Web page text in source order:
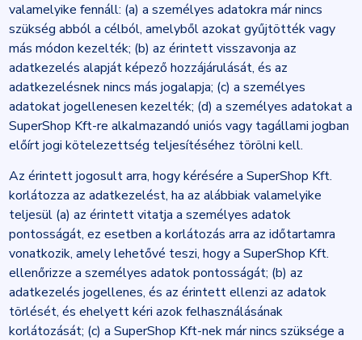
valamelyike fennáll: (a) a személyes adatokra már nincs
szükség abból a célból, amelyből azokat gyűjtötték vagy
más módon kezelték; (b) az érintett visszavonja az
adatkezelés alapját képező hozzájárulását, és az
adatkezelésnek nincs más jogalapja; (c) a személyes
adatokat jogellenesen kezelték; (d) a személyes adatokat a
SuperShop Kft-re alkalmazandó uniós vagy tagállami jogban
előírt jogi kötelezettség teljesítéséhez törölni kell.
Az érintett jogosult arra, hogy kérésére a SuperShop Kft.
korlátozza az adatkezelést, ha az alábbiak valamelyike
teljesül (a) az érintett vitatja a személyes adatok
pontosságát, ez esetben a korlátozás arra az időtartamra
vonatkozik, amely lehetővé teszi, hogy a SuperShop Kft.
ellenőrizze a személyes adatok pontosságát; (b) az
adatkezelés jogellenes, és az érintett ellenzi az adatok
törlését, és ehelyett kéri azok felhasználásának
korlátozását; (c) a SuperShop Kft-nek már nincs szüksége a